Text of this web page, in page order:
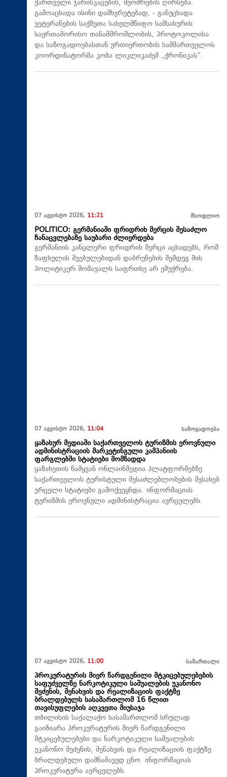
ქართველი ჯარისკაცების, მეომრების ღირსება.
გამოაცხადა ისინი დამხვრეტებად, - განუცხადა
ვეტერანების საქმეთა სახელმწიფო სამსახურის
საერთაშორისო თანამშრომლობის, პროტოკოლისა
და საზოგადოებასთან ურთიერთობის სამმართველოს
კოორდინატორმა კობა ლიკლიკაძემ „ქრონიკას“.
07 აგვისტო 2026, 11:21 მსოფლიო
POLITICO: გერმანიაში ფრიდრიხ მერცის შესაძლო
ჩანაცვლებაზე საუბარი ძლიერდება
გერმანიის კანცლერი ფრიდრიხ მერცი აცხადებს, რომ
ზაფხულის შვებულებიდან დაბრუნების შემდეგ მის
პოლიტიკურ მომავალს საფრთხე არ ემუქრება.
07 აგვისტო 2026, 11:04 საზოგადოება
ყაზახურ მედიაში საქართველოს ტურიზმის ეროვნული
ადმინისტრაციის მარკეტინგული კამპანიის
ფარგლებში სტატიები მომზადდა
ყაზახეთის წამყვან ონლაინმედია პლატფორმებზე
საქართველოს ტურისტული შესაძლებლობების შესახებ
ვრცელი სტატიები გამოქვეყნდა. ინფორმაციას
ტურიზმის ეროვნული ადმინისტრაცია ავრცელებს.
07 აგვისტო 2026, 11:00 სამართალი
პროკურატურის მიერ წარდგენილი მტკიცებულებების
საფუძველზე ნარკოტიკული საშუალების უკანონო
შეძენის, შენახვის და რეალიზაციის ფაქტზე
ბრალდებულს სასამართლომ 16 წლით
თავისუფლების აღკვეთა მიუსაჯა
თბილისის საქალაქო სასამართლომ სრულად
გაიზიარა პროკურატურის მიერ წარდგენილი
მტკიცებულებები და ნარკოტიკული საშუალების
უკანონო შეძენის, შენახვის და რეალიზაციის ფაქტზე
ბრალდებული დამნაშავედ ცნო. ინფორმაციას
პროკურატურა ავრცელებს.